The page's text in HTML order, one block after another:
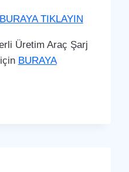
BURAYA TIKLAYIN
Üretim Araç Şarj
BURAYA